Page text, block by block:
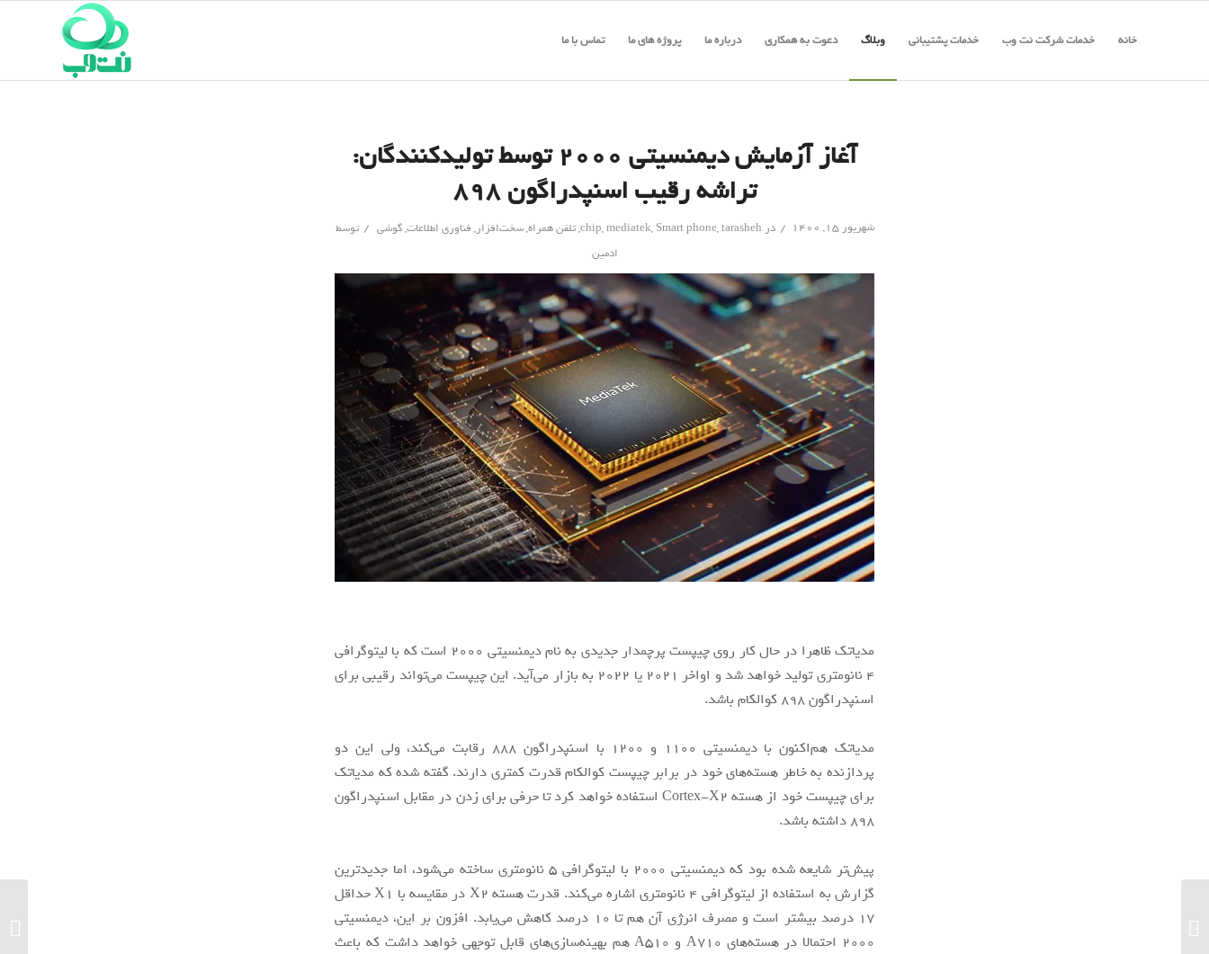
خانه خدمات شرکت نت وب خدمات پشتیبانی وبلاگ دعوت به همکاری درباره ما پروژه های ما تماس با ما
آغاز آزمایش دیمنسیتی ۲۰۰۰ توسط تولیدکنندگان:
تراشه رقیب اسنپدراگون ۸۹۸
شهریور ۱۵, ۱۴۰۰ / در chip,mediatek, Smart phone,tarasheh
,تلفن همراه,سخت‌افزار, فناوری اطلاعات,گوشی / توسط
ادمین
مدیاتک ظاهرا در حال کار روی چیپست پرچمدار جدیدی به نام دیمنسیتی ۲۰۰۰ است که با لیتوگرافی
۴ نانومتری تولید خواهد شد و اواخر ۲۰۲۱ یا ۲۰۲۲ به بازار می‌آید. این چیپست می‌تواند رقیبی برای
اسنپدراگون ۸۹۸ کوالکام باشد.
مدیاتک هم‌اکنون با دیمنسیتی ۱۱۰۰ و ۱۲۰۰ با اسنپدراگون ۸۸۸ رقابت می‌کند، ولی این دو
پردازنده به خاطر هسته‌های خود در برابر چیپست کوالکام قدرت کمتری دارند. گفته شده که مدیاتک
برای چیپست خود از هسته Cortex-X2 استفاده خواهد کرد تا حرفی برای زدن در مقابل اسنپدراگون
۸۹۸ داشته باشد.
پیش‌تر شایعه شده بود که دیمنسیتی ۲۰۰۰ با لیتوگرافی ۵ نانومتری ساخته می‌شود، اما جدیدترین
گزارش به استفاده از لیتوگرافی ۴ نانومتری اشاره می‌کند. قدرت هسته X2 در مقایسه با X1 حداقل
۱۷ درصد بیشتر است و مصرف انرژی آن هم تا ۱۰ درصد کاهش می‌یابد. افزون بر این، دیمنسیتی
۲۰۰۰ احتمالا در هسته‌های A710 و A510 هم بهینه‌سازی‌های قابل توجهی خواهد داشت که باعث